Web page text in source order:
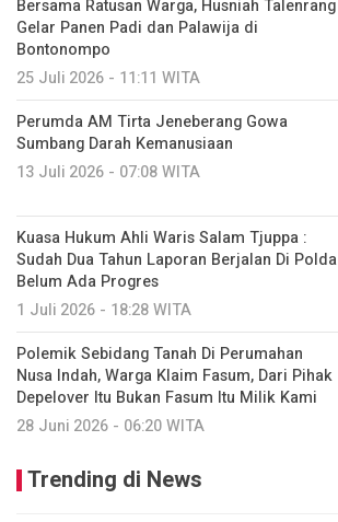
Bersama Ratusan Warga, Husniah Talenrang
Gelar Panen Padi dan Palawija di
Bontonompo
25 Juli 2026 - 11:11 WITA
Perumda AM Tirta Jeneberang Gowa
Sumbang Darah Kemanusiaan
13 Juli 2026 - 07:08 WITA
Kuasa Hukum Ahli Waris Salam Tjuppa :
Sudah Dua Tahun Laporan Berjalan Di Polda
Belum Ada Progres
1 Juli 2026 - 18:28 WITA
Polemik Sebidang Tanah Di Perumahan
Nusa Indah, Warga Klaim Fasum, Dari Pihak
Depelover Itu Bukan Fasum Itu Milik Kami
28 Juni 2026 - 06:20 WITA
Trending di News